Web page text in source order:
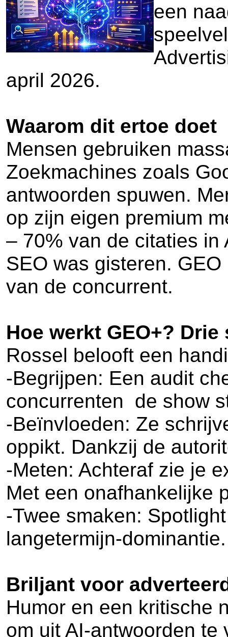
een
april 2026.
Waarom dit ertoe doet
Mensen gebruiken
Zoekmachines zoals
antwoorden spuwen.
op zijn eigen premium
– 70% van de citaties in
SEO was gisteren.
van de concurrent.
Hoe werkt GEO+?
Rossel belooft een
-Begrijpen: Een audit
concurrenten de show
-Beïnvloeden: Ze
oppikt. Dankzij de
-Meten: Achteraf zie je
Met een onafhankelijke
-Twee smaken:
langetermijn-dominantie.
Briljant voor
Humor en een kritische
om uit AI-antwoorden te